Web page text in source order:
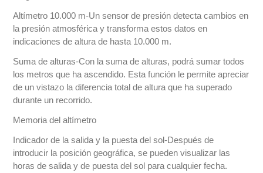
Altímetro 10.000 m-Un sensor de presión detecta cambios en
la presión atmosférica y transforma estos datos en
indicaciones de altura de hasta 10.000 m.
Suma de alturas-Con la suma de alturas, podrá sumar todos
los metros que ha ascendido. Esta función le permite apreciar
de un vistazo la diferencia total de altura que ha superado
durante un recorrido.
Memoria del altímetro
Indicador de la salida y la puesta del sol-Después de
introducir la posición geográfica, se pueden visualizar las
horas de salida y de puesta del sol para cualquier fecha.